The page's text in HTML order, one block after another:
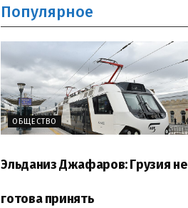
Популярное
ОБЩЕСТВО
Эльданиз Джафаров: Грузия не
готова принять